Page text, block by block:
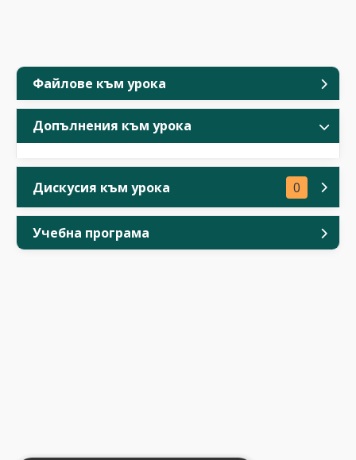
Файлове към урока
Допълнения към урока
Дискусия към урока 0
Учебна програма